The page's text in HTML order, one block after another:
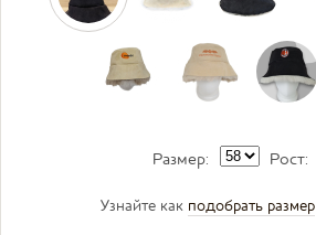
Узнайте как подобрать размер
Размер: Рост: